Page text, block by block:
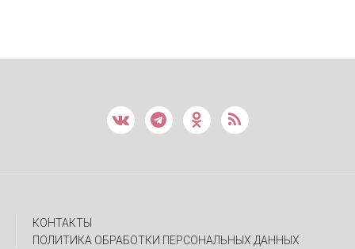
КОНТАКТЫ
ПОЛИТИКА ОБРАБОТКИ ПЕРСОНАЛЬНЫХ ДАННЫХ